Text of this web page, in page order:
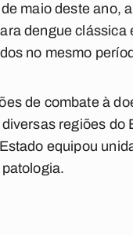
maio deste ano,
dengue clássica
no mesmo
de combate à
regiões do
equipou